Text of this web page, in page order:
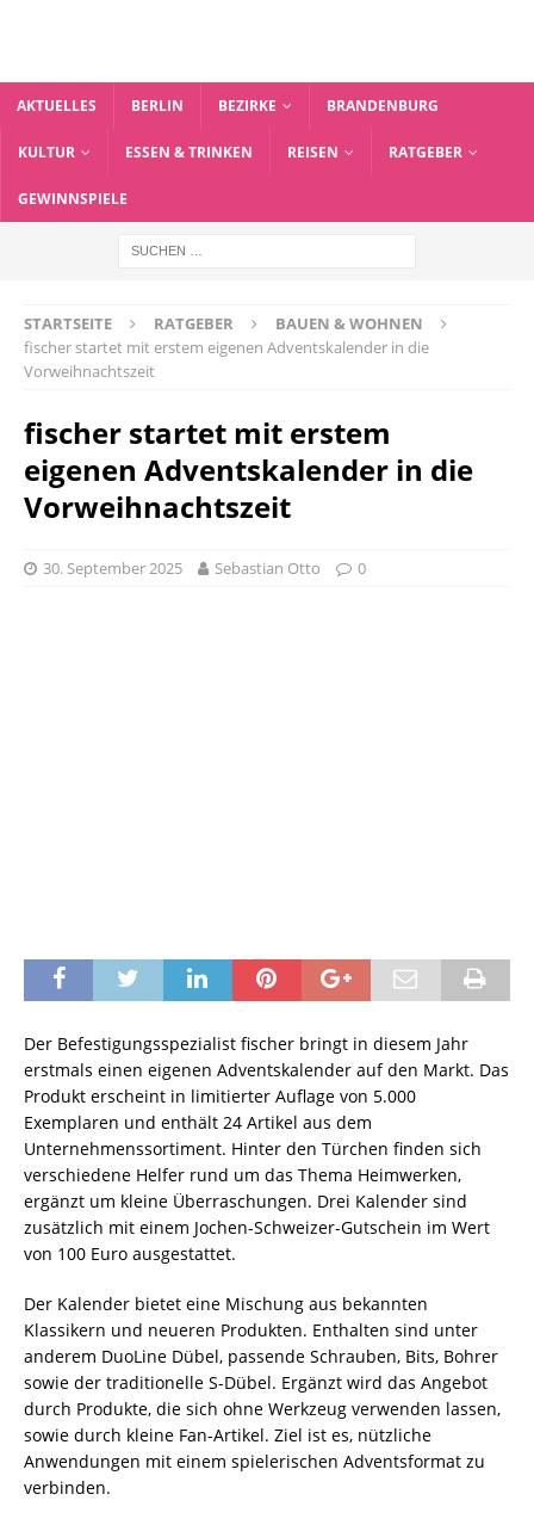
AKTUELLES BERLIN BEZIRKE BRANDENBURG
KULTUR ESSEN & TRINKEN REISEN RATGEBER
GEWINNSPIELE
STARTSEITE RATGEBER
BAUEN & WOHNEN
fischer startet mit erstem eigenen Adventskalender in die
Vorweihnachtszeit
fischer startet mit erstem
eigenen Adventskalender in die
Vorweihnachtszeit
30. September 2025 Sebastian Otto 0
Der Befestigungsspezialist fischer bringt in diesem Jahr
erstmals einen eigenen Adventskalender auf den Markt. Das
Produkt erscheint in limitierter Auflage von 5.000
Exemplaren und enthält 24 Artikel aus dem
Unternehmenssortiment. Hinter den Türchen finden sich
verschiedene Helfer rund um das Thema Heimwerken,
ergänzt um kleine Überraschungen. Drei Kalender sind
zusätzlich mit einem Jochen-Schweizer-Gutschein im Wert
von 100 Euro ausgestattet.
Der Kalender bietet eine Mischung aus bekannten
Klassikern und neueren Produkten. Enthalten sind unter
anderem DuoLine Dübel, passende Schrauben, Bits, Bohrer
sowie der traditionelle S-Dübel. Ergänzt wird das Angebot
durch Produkte, die sich ohne Werkzeug verwenden lassen,
sowie durch kleine Fan-Artikel. Ziel ist es, nützliche
Anwendungen mit einem spielerischen Adventsformat zu
verbinden.